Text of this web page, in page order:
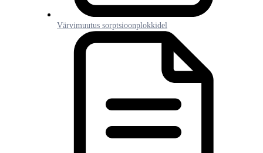
Värvimuutus sorptsioonplokkidel